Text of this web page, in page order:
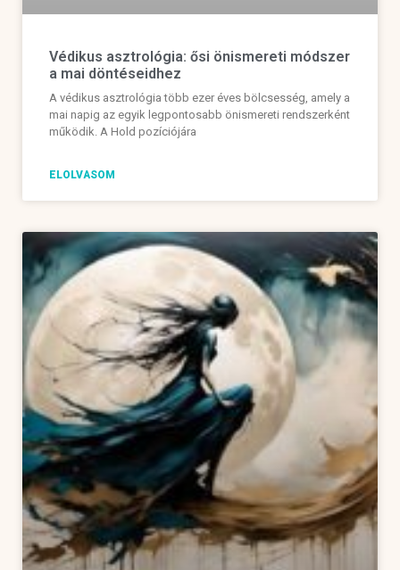
Védikus asztrológia: ősi önismereti módszer
a mai döntéseidhez
A védikus asztrológia több ezer éves bölcsesség, amely a
mai napig az egyik legpontosabb önismereti rendszerként
működik. A Hold pozíciójára
ELOLVASOM